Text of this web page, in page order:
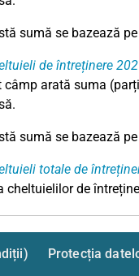
sumă se bazează
de întreținere
câmp arată suma
sumă se bazează
totale de
cheltuielilor de
Protecția